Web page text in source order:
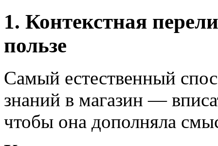
1. Контекстная
пользе
Самый естественный
знаний в магазин —
чтобы она дополняла